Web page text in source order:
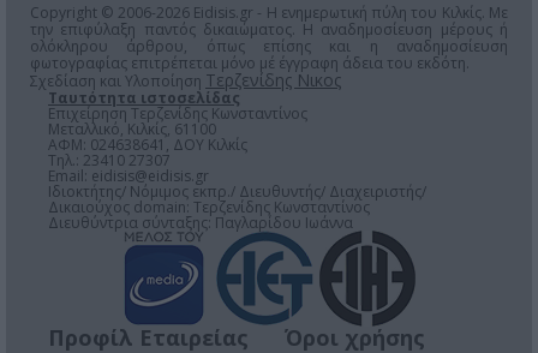
Copyright © 2006-2026 Eidisis.gr - Η ενημερωτική πύλη του Κιλκίς. Με
την επιφύλαξη παντός δικαιώματος. Η αναδημοσίευση μέρους ή
ολόκληρου άρθρου, όπως επίσης και η αναδημοσίευση
φωτογραφίας επιτρέπεται μόνο μέ έγγραφη άδεια του εκδότη.
Σχεδίαση και Υλοποίηση Τερζενίδης Νικος
Ταυτότητα ιστοσελίδας
Επιχείρηση Τερζενίδης Κωνσταντίνος
Μεταλλικό, Κιλκίς, 61100
ΑΦΜ: 024638641, ΔΟΥ Κιλκίς
Τηλ.: 23410 27307
Email: eidisis@eidisis.gr
Ιδιοκτήτης/ Νόμιμος εκπρ./ Διευθυντής/ Διαχειριστής/
Δικαιούχος domain: Τερζενίδης Κωνσταντίνος
Διευθύντρια σύνταξης: Παγλαρίδου Ιωάννα
Προφίλ Εταιρείας
Όροι χρήσης